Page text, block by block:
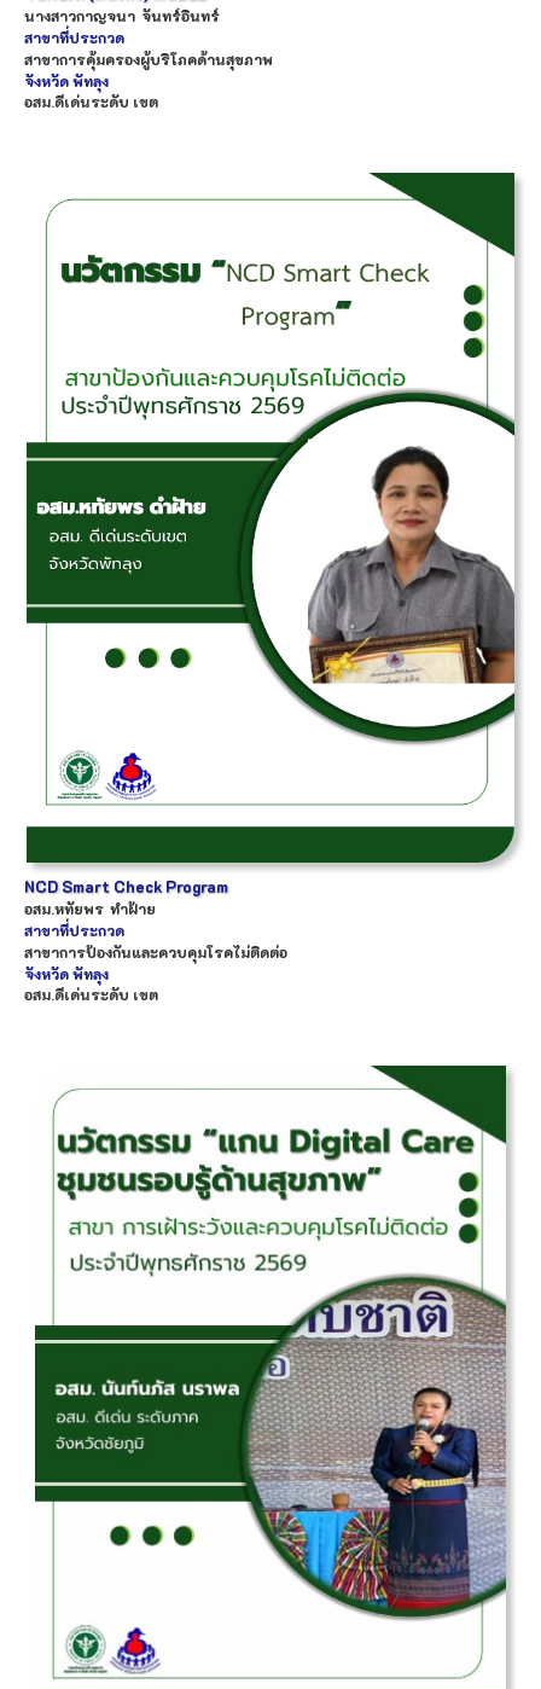
นางสาวกาญจนา จันทร์อินทร์
สาขาที่ประกวด
สาขาการคุ้มครองผู้บริโภคด้านสุขภาพ
จังหวัดพัทลุง
อสม.ดีเด่นระดับ เขต
NCD Smart Check Program
อสม.หทัยพร ทำฝ้าย
สาขาที่ประกวด
สาขาการป้องกันและควบคุมโรคไม่ติดต่อ
จังหวัดพัทลุง
อสม.ดีเด่นระดับ เขต